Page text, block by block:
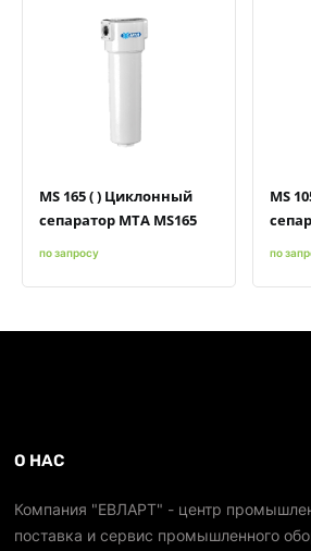
MS 165 ( ) Циклонный
сепаратор MTA MS165
по запросу
MS
по
О НАС
Компания "ЕВЛАРТ" - центр
поставка и сервис промышленного